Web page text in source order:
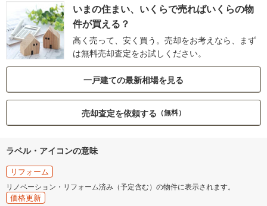
いまの住まい、いくらで売ればいくらの物
件が買える？
高く売って、安く買う。売却をお考えなら、まず
は無料売却査定をお試しください。
一戸建ての最新相場を見る
売却査定を依頼する （無料）
ラベル・アイコンの意味
リフォーム
リノベーション・リフォーム済み（予定含む）の物件に表示されます。
価格更新